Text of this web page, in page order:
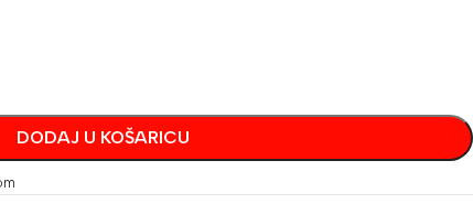
DODAJ U KOŠARICU